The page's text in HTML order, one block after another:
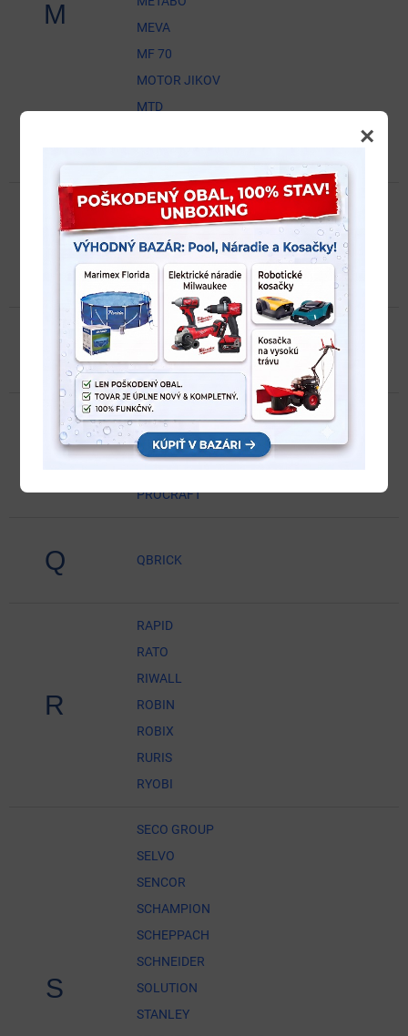
M
MEVA
MF 70
MOTOR JIKOV
MTD
N
NAC
NAC ČÍNSKE
O OLEOMAC
P
PARTNER
PILANA
PROCRAFT
Q QBRICK
R
RAPID
RATO
RIWALL
ROBIN
ROBIX
RURIS
RYOBI
S
SECO GROUP
SELVO
SENCOR
SCHAMPION
SCHEPPACH
SCHNEIDER
SOLUTION
STANLEY
×